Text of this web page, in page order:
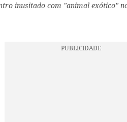
inusitado com "animal exótico"